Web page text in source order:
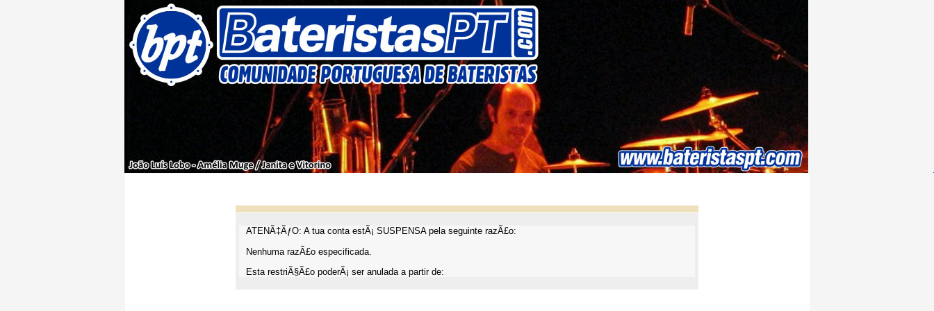
ATENÃ‡ÃƒO: A tua conta estÃ¡ SUSPENSA pela seguinte razÃ£o:
Nenhuma razÃ£o especificada.
Esta restriÃ§Ã£o poderÃ¡ ser anulada a partir de: